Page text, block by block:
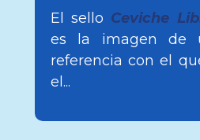
El sello Ceviche
es la imagen de
referencia con el
el...